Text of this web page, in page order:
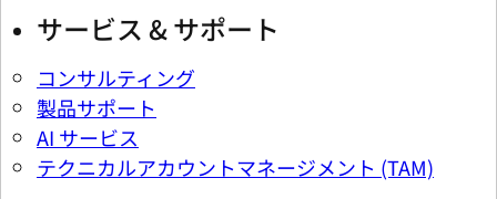
サービス & サポート
コンサルティング
製品サポート
AI サービス
テクニカルアカウントマネージメント (TAM)